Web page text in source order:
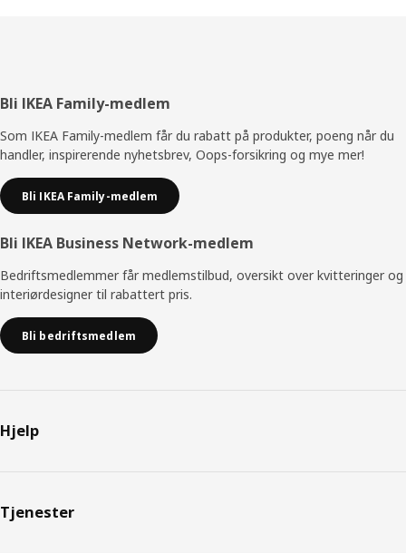
Bunntekst
Bli IKEA Family-medlem
Som IKEA Family-medlem får du rabatt på produkter, poeng når du
handler, inspirerende nyhetsbrev, Oops-forsikring og mye mer!
Bli IKEA Family-medlem
Bli IKEA Business Network-medlem
Bedriftsmedlemmer får medlemstilbud, oversikt over kvitteringer og
interiørdesigner til rabattert pris.
Bli bedriftsmedlem
Hjelp
Tjenester